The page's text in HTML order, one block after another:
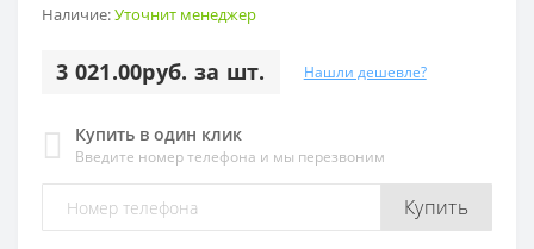
Наличие:Уточнит менеджер
3 021.00руб. за шт. Нашли дешевле?
Купить в один клик
Введите номер телефона и мы перезвоним
Купить